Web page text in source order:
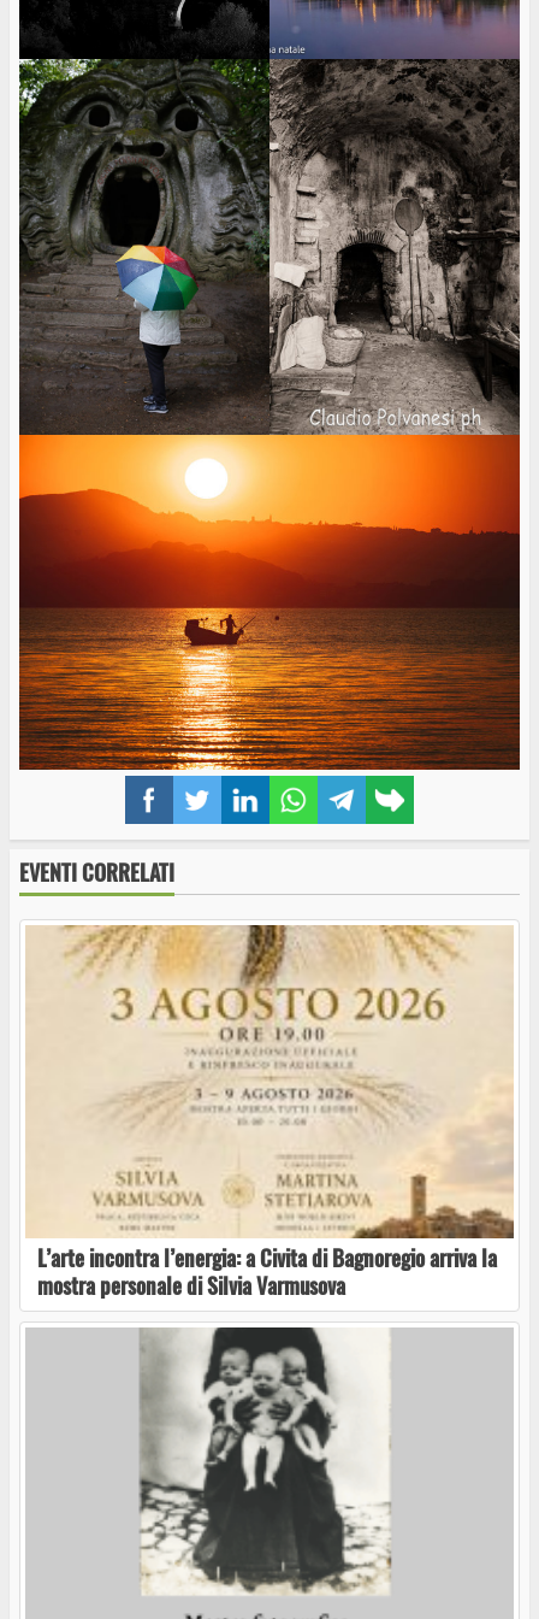
FacebookTwitterLinkedInWhatsAppTelegram
link
EVENTI CORRELATI
L’arte incontra l’energia: a Civita di Bagnoregio arriva la
mostra personale di Silvia Varmusova
Marco Polo sbarca a Marta
Prosegue il tour di “Svarietà di Varietà”